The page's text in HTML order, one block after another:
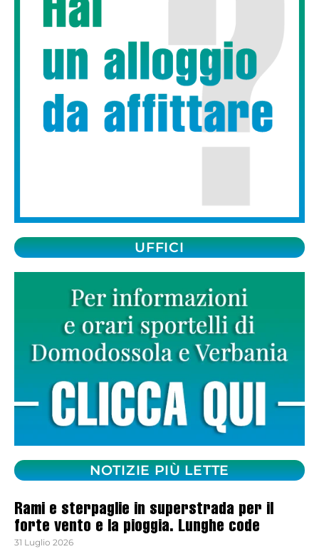
UFFICI
NOTIZIE PIÙ LETTE
Rami e sterpaglie in superstrada per il
forte vento e la pioggia. Lunghe code
31 Luglio 2026